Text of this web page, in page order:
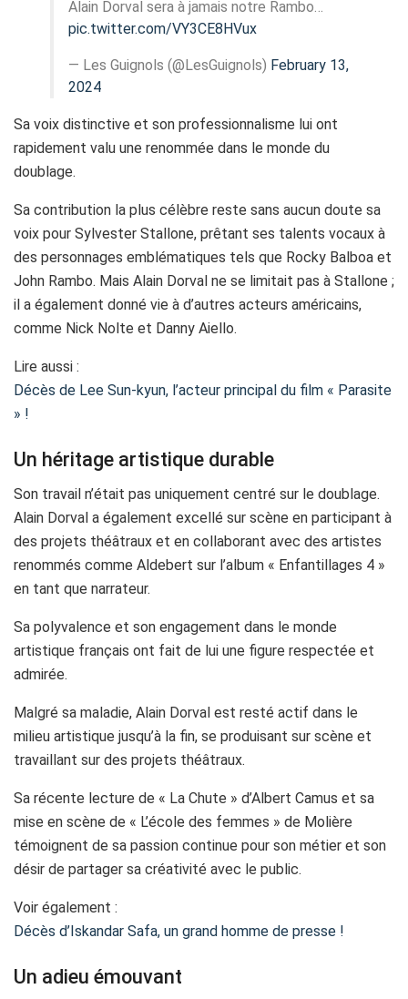
Alain Dorval sera à jamais notre Rambo…
pic.twitter.com/VY3CE8HVux
— Les Guignols (@LesGuignols) February 13,
2024
Sa voix distinctive et son professionnalisme lui ont
rapidement valu une renommée dans le monde du
doublage.
Sa contribution la plus célèbre reste sans aucun doute sa
voix pour Sylvester Stallone, prêtant ses talents vocaux à
des personnages emblématiques tels que Rocky Balboa et
John Rambo. Mais Alain Dorval ne se limitait pas à Stallone ;
il a également donné vie à d’autres acteurs américains,
comme Nick Nolte et Danny Aiello.
Lire aussi :
Décès de Lee Sun-kyun, l’acteur principal du film « Parasite
» !
Un héritage artistique durable
Son travail n’était pas uniquement centré sur le doublage.
Alain Dorval a également excellé sur scène en participant à
des projets théâtraux et en collaborant avec des artistes
renommés comme Aldebert sur l’album « Enfantillages 4 »
en tant que narrateur.
Sa polyvalence et son engagement dans le monde
artistique français ont fait de lui une figure respectée et
admirée.
Malgré sa maladie, Alain Dorval est resté actif dans le
milieu artistique jusqu’à la fin, se produisant sur scène et
travaillant sur des projets théâtraux.
Sa récente lecture de « La Chute » d’Albert Camus et sa
mise en scène de « L’école des femmes » de Molière
témoignent de sa passion continue pour son métier et son
désir de partager sa créativité avec le public.
Voir également :
Décès d’Iskandar Safa, un grand homme de presse !
Un adieu émouvant